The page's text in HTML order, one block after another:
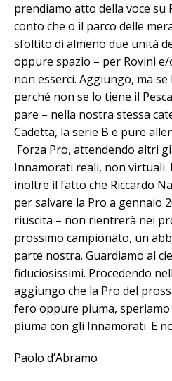
prendiamo atto della voce su
conto che o il parco delle
sfoltito di almeno due unità
oppure spazio – per Rovini
non esserci. Aggiungo, ma
perché non se lo tiene il
pare – nella nostra stessa
Cadetta, la serie B e pure
Forza Pro, attendendo altri
Innamorati reali, non virtuali.
inoltre il fatto che Riccardo
per salvare la Pro a gennaio
riuscita – non rientrerà nei
prossimo campionato, un
parte nostra. Guardiamo al
fiduciosissimi. Procedendo
aggiungo che la Pro del
fero oppure piuma,
piuma con gli Innamorati. E
Paolo d’Abramo